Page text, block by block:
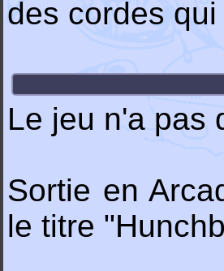
des cordes
Le jeu n'a pas
Sortie en
le titre